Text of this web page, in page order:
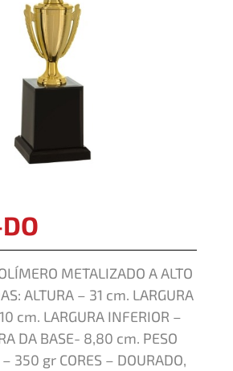
METALIZADO A ALTO
ALTURA – 31 cm. LARGURA
cm. LARGURA INFERIOR –
DA BASE- 8,80 cm. PESO
350 gr CORES – DOURADO,